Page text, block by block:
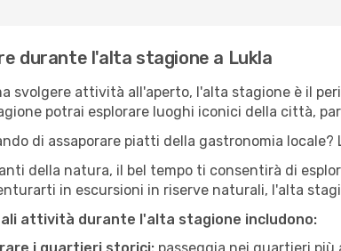
durante l'alta stagione a Lukla
svolgere attività all'aperto, l'alta stagione è il
potrai esplorare luoghi iconici della città,
di assaporare piatti della gastronomia
della natura, il bel tempo ti consentirà di
in escursioni in riserve naturali, l'alta
attività durante l'alta stagione includono: